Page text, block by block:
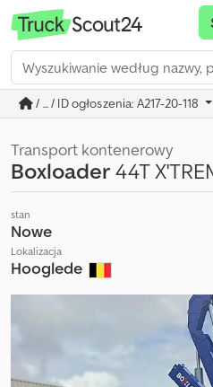
/ ... / ID ogłoszenia: A217-20-118
Transport kontenerowy
Boxloader44T
stan
Nowe
Lokalizacja
Hooglede